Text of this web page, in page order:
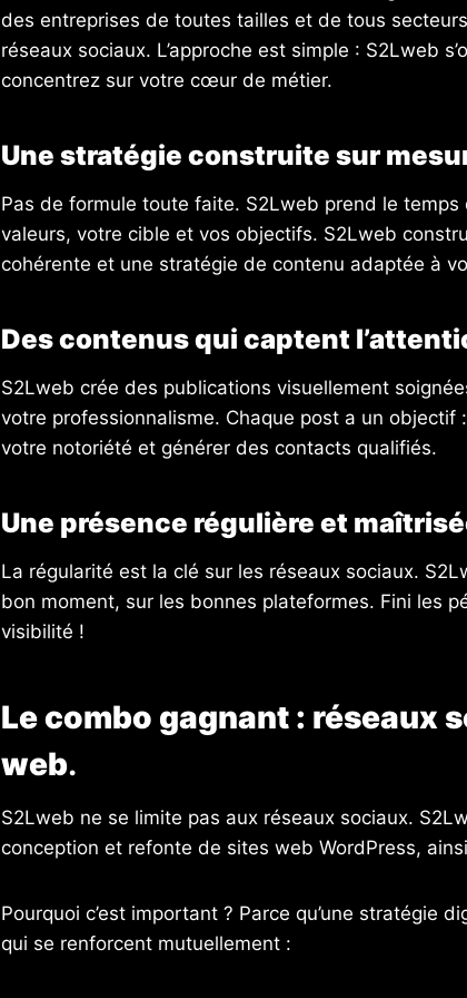
des entreprises de toutes tailles et de tous
réseaux sociaux. L’approche est simple : S2Lweb
concentrez sur votre cœur de métier.
Une stratégie construite sur
Pas de formule toute faite. S2Lweb prend le
valeurs, votre cible et vos objectifs. S2Lweb
cohérente et une stratégie de contenu adaptée à
Des contenus qui captent
S2Lweb crée des publications visuellement
votre professionnalisme. Chaque post a un objectif
votre notoriété et générer des contacts qualifiés.
Une présence régulière et
La régularité est la clé sur les réseaux sociaux.
bon moment, sur les bonnes plateformes. Fini les
visibilité !
Le combo gagnant : réseaux
web.
S2Lweb ne se limite pas aux réseaux sociaux.
conception et refonte de sites web WordPress,
Pourquoi c’est important ? Parce qu’une stratégie
qui se renforcent mutuellement :